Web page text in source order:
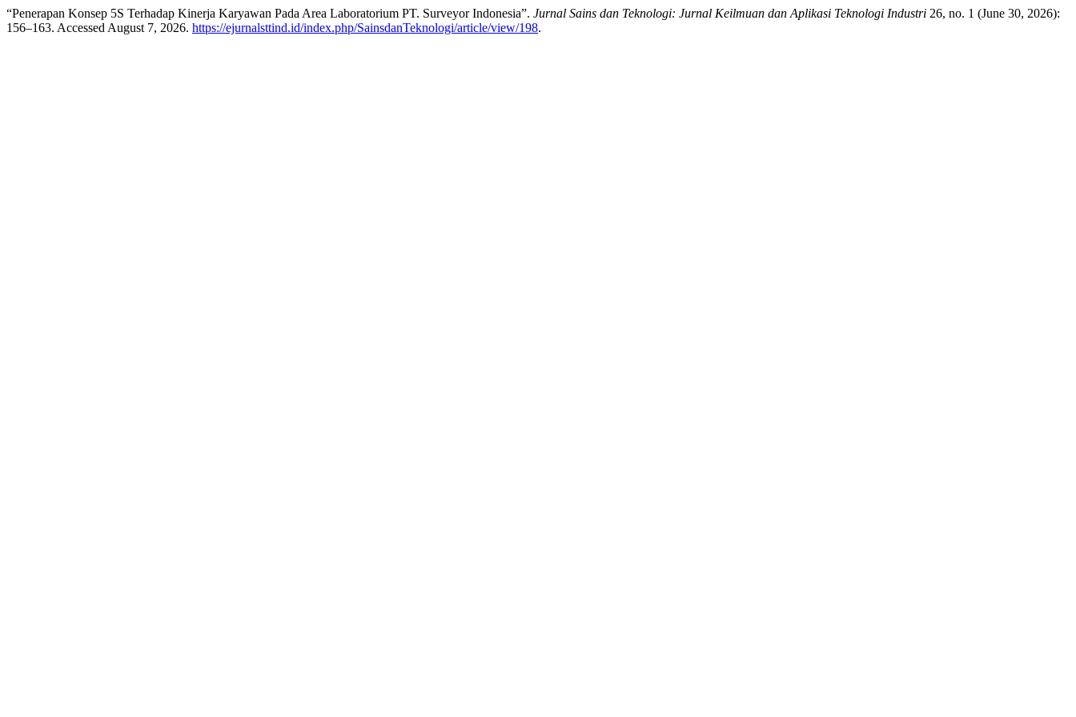
“Penerapan Konsep 5S Terhadap Kinerja Karyawan Pada Area Laboratorium PT. Surveyor Indonesia”. Jurnal Sains dan Teknologi: Jurnal Keilmuan dan Aplikasi Teknologi Industri 26, no. 1 (June 30, 2026):
156–163. Accessed August 7, 2026. https://ejurnalsttind.id/index.php/SainsdanTeknologi/article/view/198.